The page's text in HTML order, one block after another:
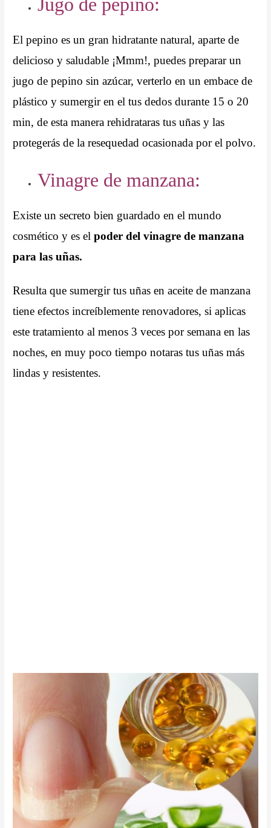
El pepino es un gran hidratante natural, aparte de
delicioso y saludable ¡Mmm!, puedes preparar un
jugo de pepino sin azúcar, verterlo en un embace de
plástico y sumergir en el tus dedos durante 15 o 20
min, de esta manera rehidrataras tus uñas y las
protegerás de la resequedad ocasionada por el polvo.
Vinagre de manzana:
Existe un secreto bien guardado en el mundo
cosmético y es elpoder del vinagre de manzana
para las uñas.
Resulta que sumergir tus uñas en aceite de manzana
tiene efectos increíblemente renovadores, si aplicas
este tratamiento al menos 3 veces por semana en las
noches, en muy poco tiempo notaras tus uñas más
lindas y resistentes.